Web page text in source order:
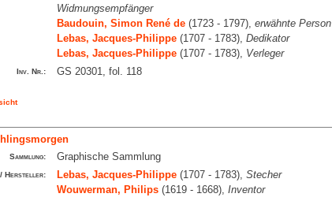
Widmungsempfänger
Baudouin, Simon René de(1723 - 1797), erwähnte Person
Lebas, Jacques-Philippe(1707 - 1783), Dedikator
Lebas, Jacques-Philippe(1707 - 1783), Verleger
Inv. Nr.: GS 20301, fol. 118
Sammlung: Graphische Sammlung
Hersteller: Lebas, Jacques-Philippe(1707 - 1783), Stecher
Wouwerman, Philips(1619 - 1668), Inventor